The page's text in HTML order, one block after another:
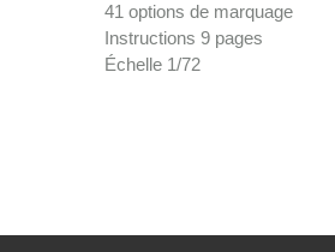
41 options de marquage
Instructions 9 pages
Échelle 1/72